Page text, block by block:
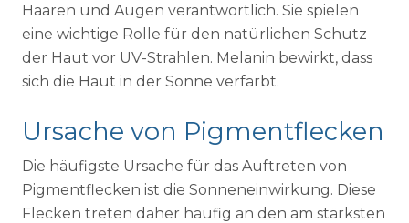
Haaren und Augen verantwortlich. Sie spielen
eine wichtige Rolle für den natürlichen Schutz
der Haut vor UV-Strahlen. Melanin bewirkt, dass
sich die Haut in der Sonne verfärbt.
Ursache von Pigmentflecken
Die häufigste Ursache für das Auftreten von
Pigmentflecken ist die Sonneneinwirkung. Diese
Flecken treten daher häufig an den am stärksten